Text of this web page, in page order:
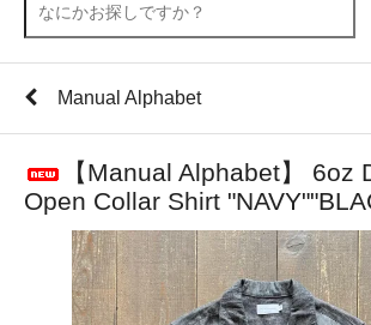
Manual Alphabet
【Manual Alphabet】 6oz
Open Collar Shirt